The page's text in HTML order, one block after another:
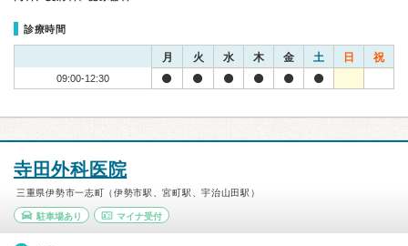
診療時間
月 火 水 木 金 土 日 祝
09:00-12:30
寺田外科医院
三重県伊勢市一志町（伊勢市駅、宮町駅、宇治山田駅）
駐車場あり マイナ受付